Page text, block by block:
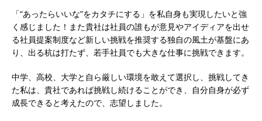
参加者は書類選考・一次面接免除 】 M&A総研の
グループ企業 ｜ 日本トップレベルの企業へ幅広
いコンサルを行う ｜ スタートアップの成長性×
500万スタート ｜ 土日祝休み ｜ 東京勤務 ｜ ク
オンツ・コンサルティング
「“あったらいいな”をカタチにする」を私自身も実現したいと強
く感じました！また貴社は社員の誰もが意見やアイディアを出せ
る社員提案制度など新しい挑戦を推奨する独自の風土が基盤にあ
り、出る杭は打たず、若手社員でも大きな仕事に挑戦できます。
中学、高校、大学と自ら厳しい環境を敢えて選択し、挑戦してき
た私は、貴社であれば挑戦し続けることができ、自分自身が必ず
成長できると考えたので、志望しました。